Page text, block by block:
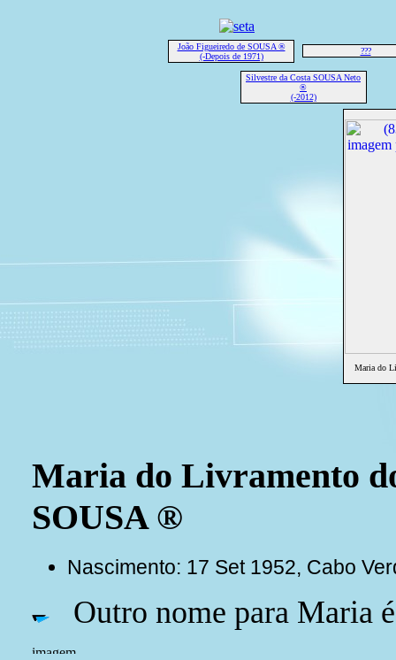
João Figueiredo de SOUSA ®
(-Depois de 1971)
???
Silvestre da Costa SOUSA Neto
®
(-2012)
Maria do
Maria do Livramento
SOUSA ®
Nascimento: 17 Set 1952, Cabo
Outro nome para Maria